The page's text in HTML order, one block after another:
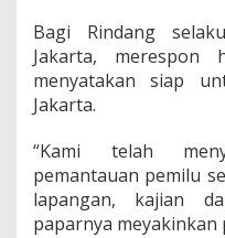
Bagi Rindang
Jakarta,
menyatakan siap
Jakarta.
“Kami telah
pemantauan pemilu
lapangan, kajian
paparnya meyakinkan